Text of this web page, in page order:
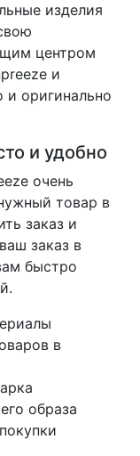
изделия
центром
и
и оригинально
и удобно
очень
товар в
заказ и
заказ в
быстро
в
образа